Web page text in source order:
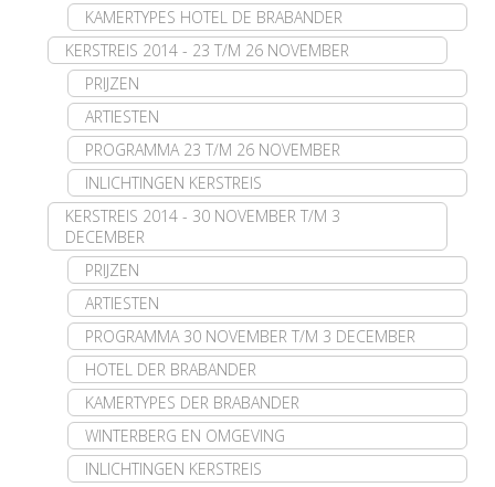
KAMERTYPES HOTEL DE BRABANDER
KERSTREIS 2014 - 23 T/M 26 NOVEMBER
PRIJZEN
ARTIESTEN
PROGRAMMA 23 T/M 26 NOVEMBER
INLICHTINGEN KERSTREIS
KERSTREIS 2014 - 30 NOVEMBER T/M 3
DECEMBER
PRIJZEN
ARTIESTEN
PROGRAMMA 30 NOVEMBER T/M 3 DECEMBER
HOTEL DER BRABANDER
KAMERTYPES DER BRABANDER
WINTERBERG EN OMGEVING
INLICHTINGEN KERSTREIS